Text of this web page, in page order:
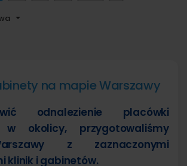
na mapie Warszawy
odnalezienie placówki
w okolicy, przygotowaliśmy
z zaznaczonymi
klinik i gabinetów.